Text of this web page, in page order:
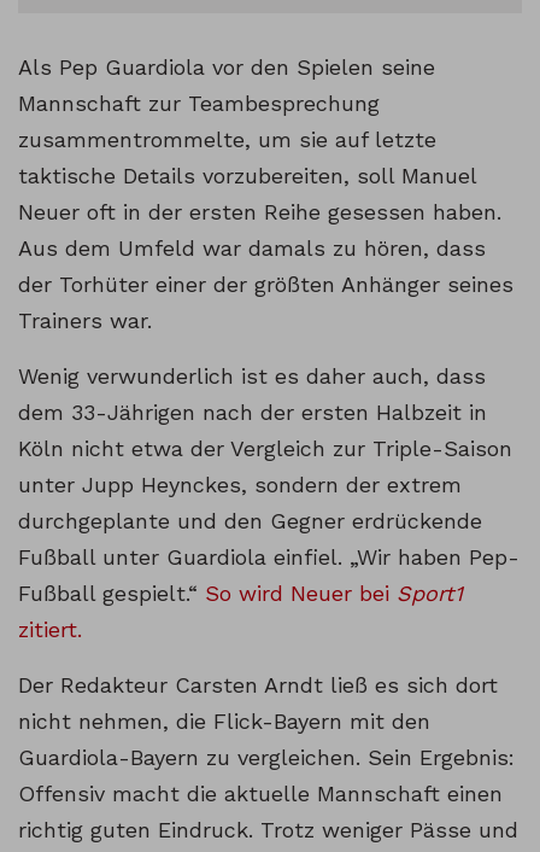
Als Pep Guardiola vor den Spielen seine
Mannschaft zur Teambesprechung
zusammentrommelte, um sie auf letzte
taktische Details vorzubereiten, soll Manuel
Neuer oft in der ersten Reihe gesessen haben.
Aus dem Umfeld war damals zu hören, dass
der Torhüter einer der größten Anhänger seines
Trainers war.
Wenig verwunderlich ist es daher auch, dass
dem 33-Jährigen nach der ersten Halbzeit in
Köln nicht etwa der Vergleich zur Triple-Saison
unter Jupp Heynckes, sondern der extrem
durchgeplante und den Gegner erdrückende
Fußball unter Guardiola einfiel. „Wir haben Pep-
Fußball gespielt.“ So wird Neuer bei Sport1
zitiert.
Der Redakteur Carsten Arndt ließ es sich dort
nicht nehmen, die Flick-Bayern mit den
Guardiola-Bayern zu vergleichen. Sein Ergebnis:
Offensiv macht die aktuelle Mannschaft einen
richtig guten Eindruck. Trotz weniger Pässe und